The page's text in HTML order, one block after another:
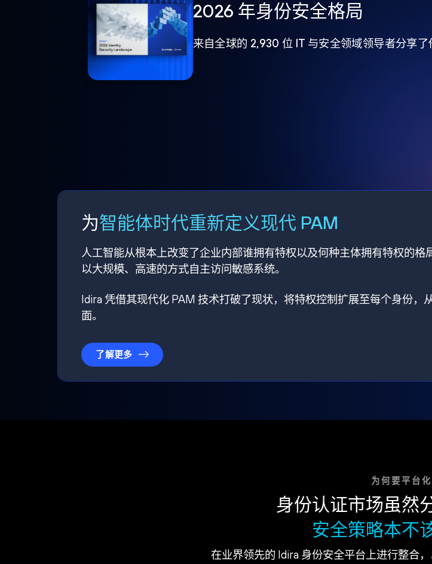
2026 年身份安全格局
来自全球的 2,930 位 IT 与安全领域领导者分享了
为智能体时代重新定义现代 PAM
人工智能从根本上改变了企业内部谁拥有特权以及何种主体拥有特权的格
以大规模、高速的方式自主访问敏感系统。
Idira 凭借其现代化 PAM 技术打破了现状，将特权控制扩展至每个身份，
面。
了解更多
为何要平台化
身份认证市场虽然
安全策略本不
在业界领先的 Idira 身份安全平台上进行整合